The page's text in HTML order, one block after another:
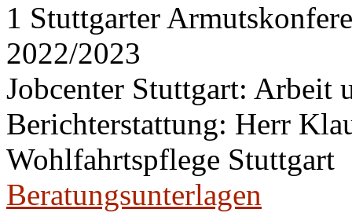
1 Stuttgarter
2022/2023
Jobcenter Stuttgart: Arbeit
Berichterstattung: Herr
Wohlfahrtspflege Stuttgart
Beratungsunterlagen